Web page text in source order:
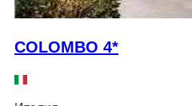
COLOMBO 4*